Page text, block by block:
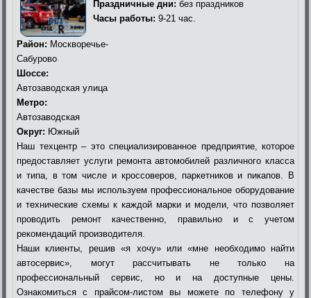
Праздничные дни: без праздников
Часы работы: 9-21 час.
Район: Москворечье-
Сабурово
Шоссе:
Автозаводская улица
Метро:
Автозаводская
Округ: Южный
Наш техцентр – это специализированное предприятие, которое
предоставляет услуги ремонта автомобилей различного класса
и типа, в том числе и кроссоверов, паркетников и пикапов. В
качестве базы мы используем профессиональное оборудование
и технические схемы к каждой марки и модели, что позволяет
проводить ремонт качественно, правильно и с учетом
рекомендаций производителя.
Наши клиенты, решив «я хочу» или «мне необходимо найти
автосервис», могут рассчитывать не только на
профессиональный сервис, но и на доступные цены.
Ознакомиться с прайсом-листом вы можете по телефону у